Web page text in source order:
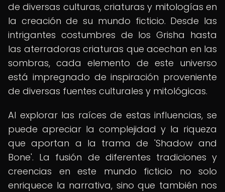
de diversas culturas, criaturas y mitologías en
la creación de su mundo ficticio. Desde las
intrigantes costumbres de los Grisha hasta
las aterradoras criaturas que acechan en las
sombras, cada elemento de este universo
está impregnado de inspiración proveniente
de diversas fuentes culturales y mitológicas.
Al explorar las raíces de estas influencias, se
puede apreciar la complejidad y la riqueza
que aportan a la trama de 'Shadow and
Bone'. La fusión de diferentes tradiciones y
creencias en este mundo ficticio no solo
enriquece la narrativa, sino que también nos